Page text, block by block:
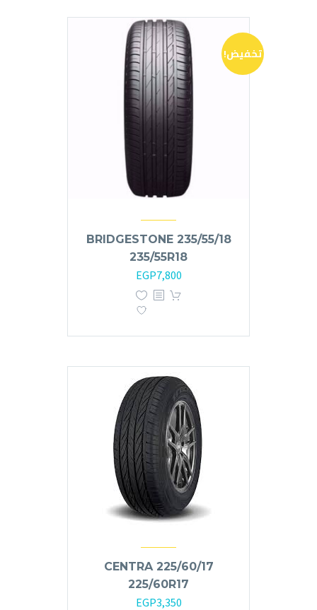
تخفيض!
BRIDGESTONE 235/55/18
235/55R18
السعر
الأصلي
EGP7,800
الحالي
CENTRA 225/60/17
225/60R17
EGP3,350